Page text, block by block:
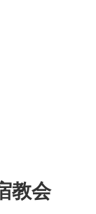
教会